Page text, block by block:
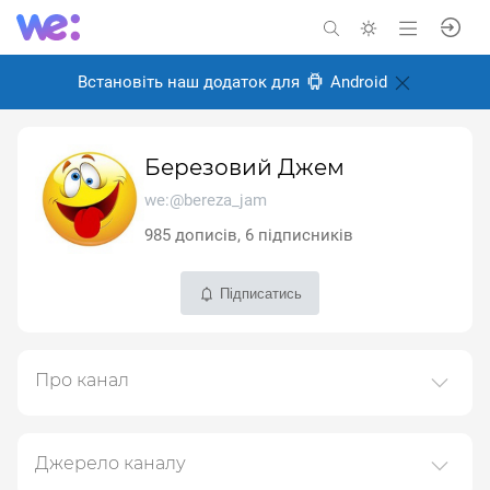
Встановіть наш додаток для Android
Березовий Джем
we:@bereza_jam
985 дописів, 6 підписників
Підписатись
Про канал
Створено: 24 березня 2026
Джерело каналу